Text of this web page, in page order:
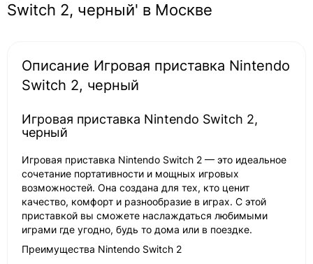
Switch 2, черный' в Москве
Описание Игровая приставка Nintendo
Switch 2, черный
Игровая приставка Nintendo Switch 2,
черный
Игровая приставка Nintendo Switch 2 — это идеальное
сочетание портативности и мощных игровых
возможностей. Она создана для тех, кто ценит
качество, комфорт и разнообразие в играх. С этой
приставкой вы сможете наслаждаться любимыми
играми где угодно, будь то дома или в поездке.
Преимущества Nintendo Switch 2